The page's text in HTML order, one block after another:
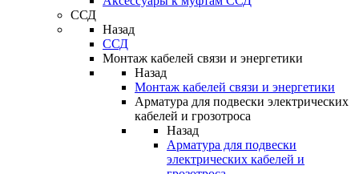
ССД
Назад
ССД
Монтаж кабелей связи и энергетики
Назад
Монтаж кабелей связи и энергетики
Арматура для подвески электрических
кабелей и грозотроса
Назад
Арматура для подвески
электрических кабелей и